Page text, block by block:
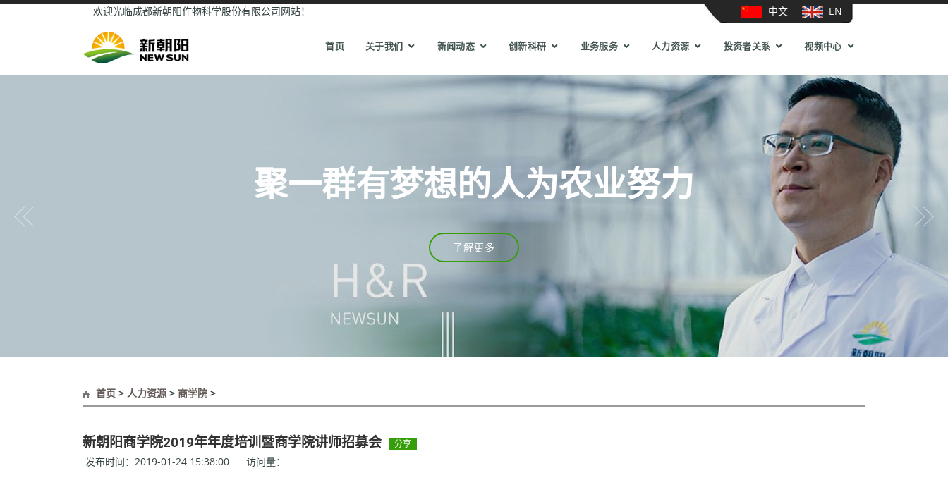
欢迎光临成都新朝阳作物科学股份有限公司网站！ 中文 EN
首页 关于我们 新闻动态 创新科研 业务服务 人力资源 投资者关系 视频中心
聚一群有梦想的人为农业努力
了解更多
Previous Next
首页 > 人力资源 > 商学院 >
新朝阳商学院2019年年度培训暨商学院讲师招募会 分享
发布时间：2019-01-24 15:38:00 访问量：